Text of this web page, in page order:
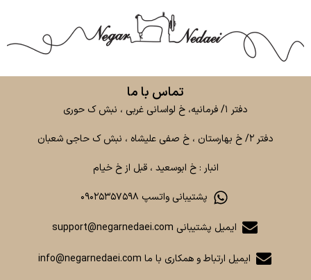
تماس با ما
دفتر ۱/ فرمانیه، خ لواسانی غربی ، نبش ک حوری
دفتر ۲/ خ بهارستان ، خ صفی علیشاه ، نبش ک حاجی شعبان
انبار : خ ابوسعید ، قبل از خ خیام
پشتیبانی واتسپ ۰۹۰۲۵۳۵۷۵۹۸
ایمیل پشتیبانی support@negarnedaei.com
ایمیل ارتباط و همکاری با ما info@negarnedaei.com